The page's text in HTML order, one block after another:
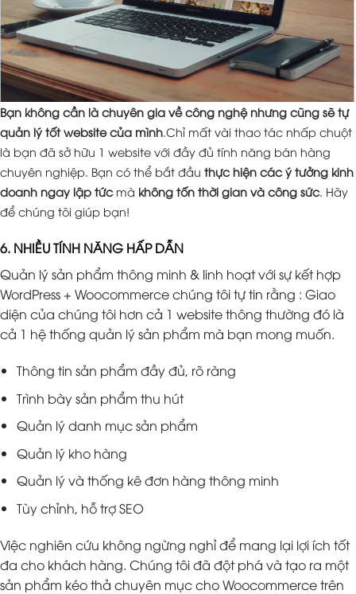
Bạn không cần là chuyên gia về công nghệ nhưng cũng sẽ tự
quản lý tốt website của mình.Chỉ mất vài thao tác nhấp chuột
là bạn đã sở hữu 1 website với đầy đủ tính năng bán hàng
chuyên nghiệp. Bạn có thể bắt đầu thực hiện các ý tưởng kinh
doanh ngay lập tứcmà không tốn thời gian và công sức. Hãy
để chúng tôi giúp bạn!
6. NHIỀU TÍNH NĂNG HẤP DẪN
Quản lý sản phẩm thông minh & linh hoạt với sự kết hợp
WordPress + Woocommerce chúng tôi tự tin rằng : Giao
diện của chúng tôi hơn cả 1 website thông thường đó là
cả 1 hệ thống quản lý sản phẩm mà bạn mong muốn.
Thông tin sản phẩm đầy đủ, rõ ràng
Trình bày sản phẩm thu hút
Quản lý danh mục sản phẩm
Quản lý kho hàng
Quản lý và thống kê đơn hàng thông minh
Tùy chỉnh, hỗ trợ SEO
Việc nghiên cứu không ngừng nghỉ để mang lại lợi ích tốt
đa cho khách hàng. Chúng tôi đã đột phá và tạo ra một
sản phẩm kéo thả chuyên mục cho Woocommerce trên